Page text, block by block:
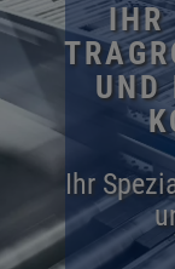
IHR
UND
Ihr